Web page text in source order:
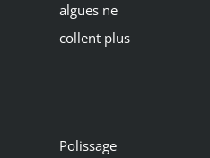
algues ne
collent plus
Polissage